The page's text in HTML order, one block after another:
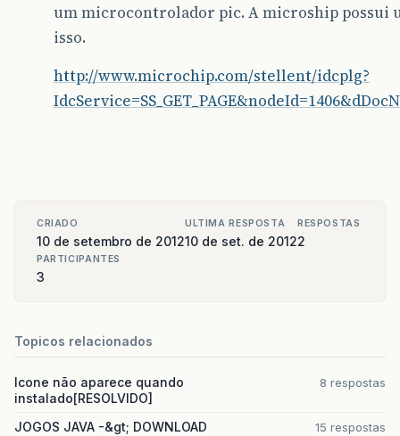
um microcontrolador pic. A microship possui
isso.
http://www.microchip.com/stellent/idcplg?
CRIADO
10 de setembro de 2012
ULTIMA RESPOSTA
10 de set. de 2012
RESPOSTAS
2
PARTICIPANTES
3
Topicos relacionados
Icone não aparece quando
instalado[RESOLVIDO]
8 respostas
JOGOS JAVA -&gt; DOWNLOAD 15 respostas